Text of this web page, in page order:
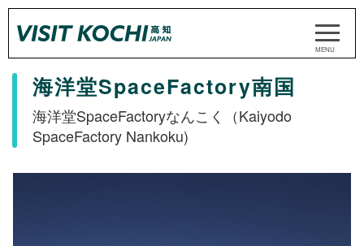
海洋堂SpaceFactory南国
海洋堂SpaceFactoryなんこく（Kaiyodo
SpaceFactory Nankoku)